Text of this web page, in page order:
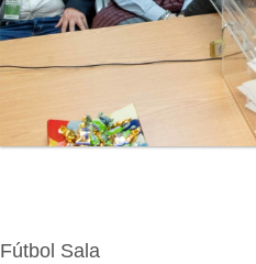
Fútbol Sala